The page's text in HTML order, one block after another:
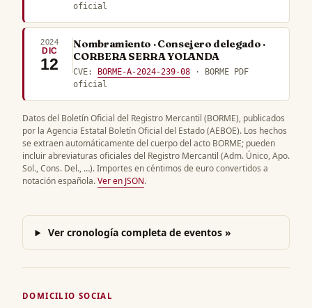
oficial
2024
DIC
12
Nombramiento · Consejero delegado ·
CORBERA SERRA YOLANDA
CVE: BORME-A-2024-239-08 · BORME PDF
oficial
Datos del Boletín Oficial del Registro Mercantil (BORME), publicados
por la Agencia Estatal Boletín Oficial del Estado (AEBOE). Los hechos
se extraen automáticamente del cuerpo del acto BORME; pueden
incluir abreviaturas oficiales del Registro Mercantil (Adm. Único, Apo.
Sol., Cons. Del., …). Importes en céntimos de euro convertidos a
notación española.Ver en JSON.
Ver cronología completa de eventos »
DOMICILIO SOCIAL